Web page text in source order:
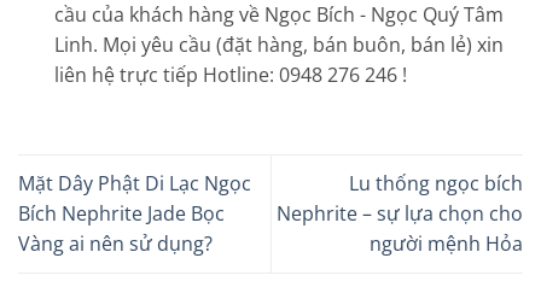
cầu của khách hàng về Ngọc Bích - Ngọc Quý Tâm
Linh. Mọi yêu cầu (đặt hàng, bán buôn, bán lẻ) xin
liên hệ trực tiếp Hotline: 0948 276 246 !
Mặt Dây Phật Di Lạc Ngọc
Bích Nephrite Jade Bọc
Vàng ai nên sử dụng?
Lu thống ngọc bích
Nephrite – sự lựa chọn cho
người mệnh Hỏa